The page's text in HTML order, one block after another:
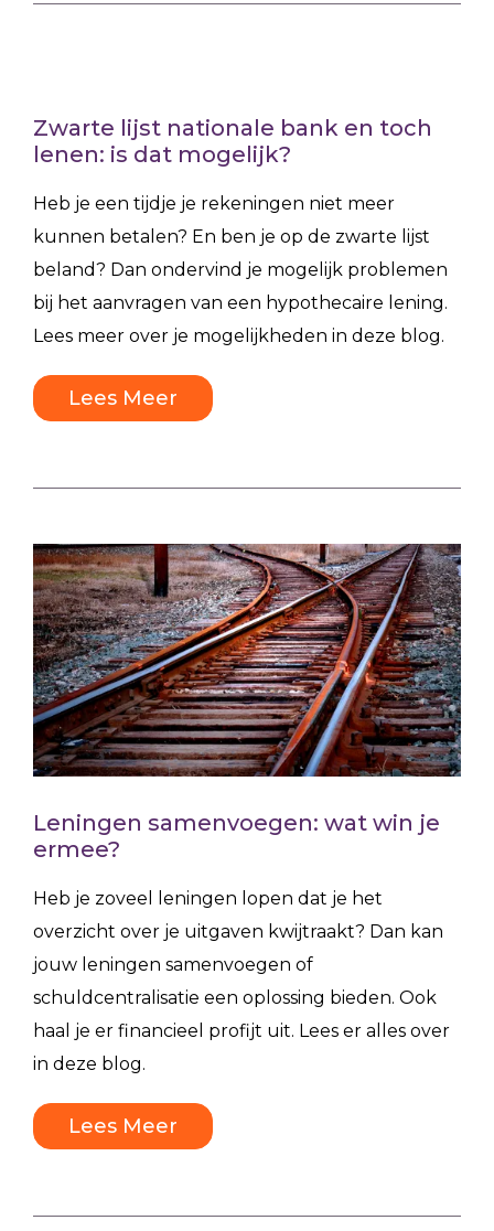
Zwarte lijst nationale bank en toch
lenen: is dat mogelijk?
Heb je een tijdje je rekeningen niet meer
kunnen betalen? En ben je op de zwarte lijst
beland? Dan ondervind je mogelijk problemen
bij het aanvragen van een hypothecaire lening.
Lees meer over je mogelijkheden in deze blog.
Lees Meer
Leningen samenvoegen: wat win je
ermee?
Heb je zoveel leningen lopen dat je het
overzicht over je uitgaven kwijtraakt? Dan kan
jouw leningen samenvoegen of
schuldcentralisatie een oplossing bieden. Ook
haal je er financieel profijt uit. Lees er alles over
in deze blog.
Lees Meer